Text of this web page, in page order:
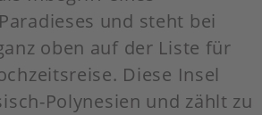
und steht bei
oben auf der Liste für
Diese Insel
Polynesien und zählt zu